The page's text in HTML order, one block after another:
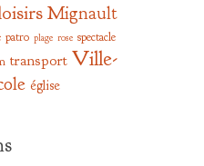
Mignault
patro plage rose spectacle
transport Ville-
église